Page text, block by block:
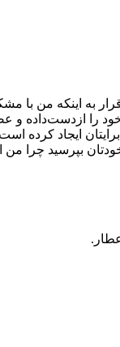
به اینکه من
ازدست‌داده و
ایجاد کرده
بپرسید چرا